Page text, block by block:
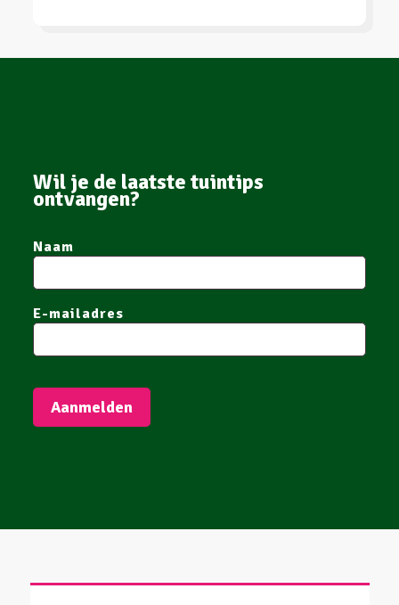
Wil je de laatste tuintips
ontvangen?
Naam
E-mailadres